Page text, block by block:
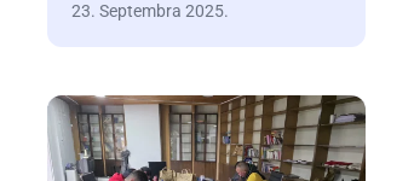
23. Septembra 2025.